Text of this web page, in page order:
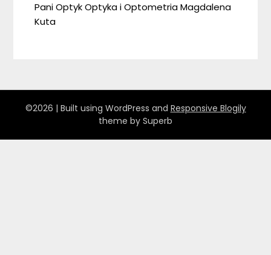
Pani Optyk Optyka i Optometria Magdalena
Kuta
©2026 | Built using WordPress and Responsive Blogily
theme by Superb